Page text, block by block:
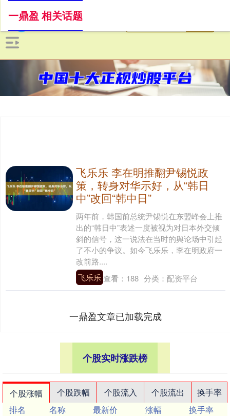
一鼎盈 相关话题
飞乐乐 李在明推翻尹锡悦政
策，转身对华示好，从“韩日
中”改回“韩中日”
两年前，韩国前总统尹锡悦在东盟峰会上推
出的“韩日中”表述一度被视为对日本外交倾
斜的信号，这一说法在当时的舆论场中引起
了不小的争议。如今飞乐乐，李在明政府一
改前路....
飞乐乐查看： 188 分类： 配资平台
一鼎盈文章已加载完成
个股实时涨跌榜
个股涨幅 个股跌幅 个股流入 个股流出
换手率
排名
名称 最新价 涨幅
换手率